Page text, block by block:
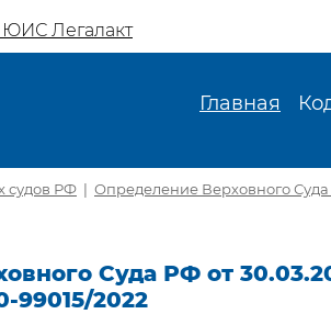
ЮИС Легалакт
Главная
судов РФ | Определение Верховного Суда
Суда РФ от
99015/2022